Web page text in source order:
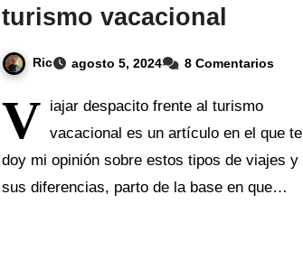
turismo vacacional
Ric agosto 5, 2024 8 Comentarios
V iajar despacito frente al turismo
vacacional es un artículo en el que te
doy mi opinión sobre estos tipos de viajes y
sus diferencias, parto de la base en que…